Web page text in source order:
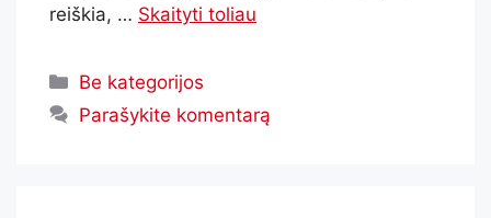
reiškia, … Skaityti toliau
Be kategorijos
Parašykite komentarą